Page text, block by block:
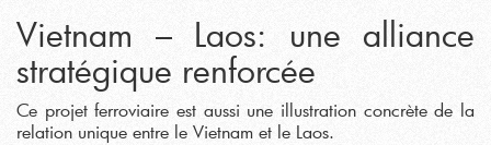
Vietnam – Laos: une alliance
stratégique renforcée
Ce projet ferroviaire est aussi une illustration concrète de la
relation unique entre le Vietnam et le Laos.